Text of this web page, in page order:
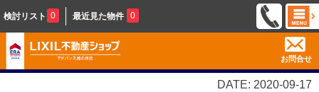
検討リスト 0 最近見た物件 0
お問合せ
DATE: 2020-09-17